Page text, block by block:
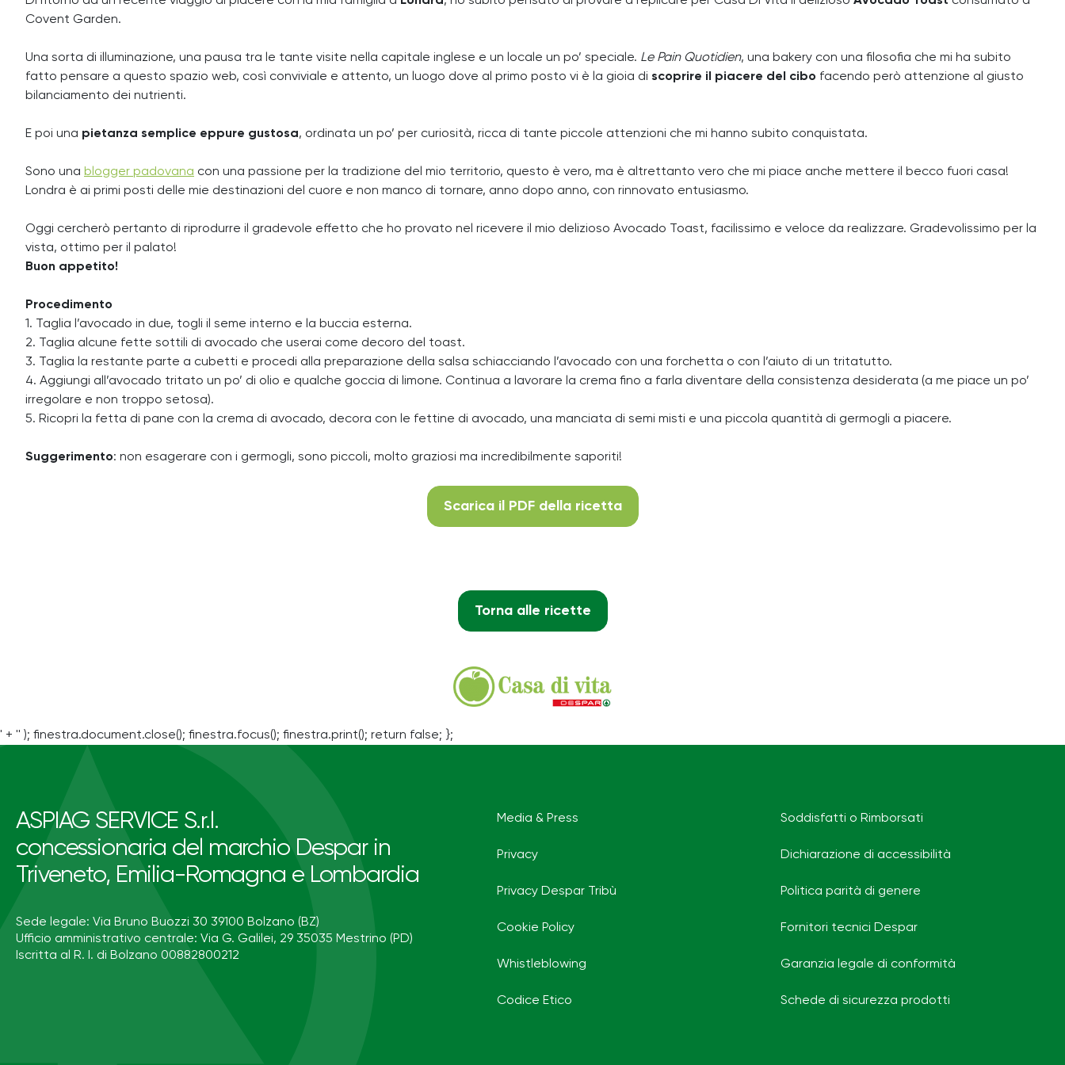
Covent Garden.
Una sorta di illuminazione, una pausa tra le tante visite nella capitale inglese e un locale un po’ speciale. Le Pain Quotidien, una bakery con una filosofia che mi ha subito
fatto pensare a questo spazio web, così conviviale e attento, un luogo dove al primo posto vi è la gioia di scoprire il piacere del cibo facendo però attenzione al giusto
bilanciamento dei nutrienti.
E poi una pietanza semplice eppure gustosa, ordinata un po’ per curiosità, ricca di tante piccole attenzioni che mi hanno subito conquistata.
Sono una blogger padovana con una passione per la tradizione del mio territorio, questo è vero, ma è altrettanto vero che mi piace anche mettere il becco fuori casa!
Londra è ai primi posti delle mie destinazioni del cuore e non manco di tornare, anno dopo anno, con rinnovato entusiasmo.
Oggi cercherò pertanto di riprodurre il gradevole effetto che ho provato nel ricevere il mio delizioso Avocado Toast, facilissimo e veloce da realizzare. Gradevolissimo per la
vista, ottimo per il palato!
Buon appetito!
Procedimento
1. Taglia l’avocado in due, togli il seme interno e la buccia esterna.
2. Taglia alcune fette sottili di avocado che userai come decoro del toast.
3. Taglia la restante parte a cubetti e procedi alla preparazione della salsa schiacciando l’avocado con una forchetta o con l’aiuto di un tritatutto.
4. Aggiungi all’avocado tritato un po’ di olio e qualche goccia di limone. Continua a lavorare la crema fino a farla diventare della consistenza desiderata (a me piace un po’
irregolare e non troppo setosa).
5. Ricopri la fetta di pane con la crema di avocado, decora con le fettine di avocado, una manciata di semi misti e una piccola quantità di germogli a piacere.
Suggerimento: non esagerare con i germogli, sono piccoli, molto graziosi ma incredibilmente saporiti!
Scarica il PDF della ricetta
Torna alle ricette
' + '' ); finestra.document.close(); finestra.focus(); finestra.print(); return false; };
ASPIAG SERVICE S.r.l.
concessionaria del marchio Despar in
Triveneto, Emilia-Romagna e Lombardia
Sede legale: Via Bruno Buozzi 30 39100 Bolzano (BZ)
Ufficio amministrativo centrale: Via G. Galilei, 29 35035 Mestrino (PD)
Iscritta al R. I. di Bolzano 00882800212
Media & Press
Privacy
Privacy Despar Tribù
Cookie Policy
Whistleblowing
Codice Etico
Soddisfatti o Rimborsati
Dichiarazione di accessibilità
Politica parità di genere
Fornitori tecnici Despar
Garanzia legale di conformità
Schede di sicurezza prodotti